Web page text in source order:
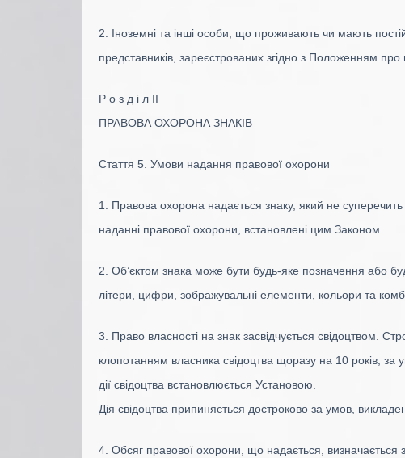
2. Іноземні та інші особи, що проживають чи мають
представників, зареєстрованих згідно з Положенням про
Р о з д і л II
ПРАВОВА ОХОРОНА ЗНАКІВ
Стаття 5. Умови надання правової охорони
1. Правова охорона надається знаку, який не
наданні правової охорони, встановлені цим Законом.
2. Об’єктом знака може бути будь-яке позначення або
літери, цифри, зображувальні елементи, кольори та
3. Право власності на знак засвідчується свідоцтвом.
клопотанням власника свідоцтва щоразу на 10 років,
дії свідоцтва встановлюється Установою.
Дія свідоцтва припиняється достроково за умов,
4. Обсяг правової охорони, що надається, визначається